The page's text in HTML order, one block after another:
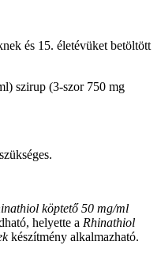
és 15. életévüket betöltött
szirup (3-szor 750 mg
köptető 50 mg/ml
helyette a Rhinathiol
készítmény alkalmazható.